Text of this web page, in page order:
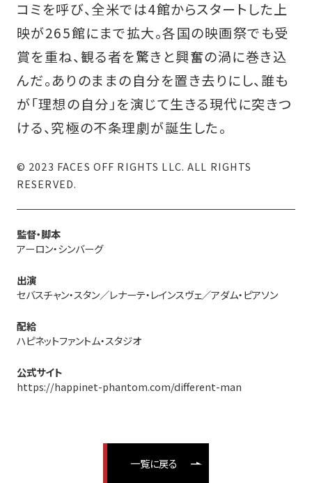
コミを呼び、全米では4館からスタートした上
映が265館にまで拡大。各国の映画祭でも受
賞を重ね、観る者を驚きと興奮の渦に巻き込
んだ。ありのままの自分を置き去りにし、誰も
が「理想の自分」を演じて生きる現代に突きつ
ける、究極の不条理劇が誕生した。
© 2023 FACES OFF RIGHTS LLC. ALL RIGHTS
RESERVED.
監督・脚本
アーロン・シンバーグ
出演
セバスチャン・スタン／レナーテ・レインスヴェ／アダム・ピアソン
配給
ハピネットファントム・スタジオ
公式サイト
https://happinet-phantom.com/different-man
一覧に戻る